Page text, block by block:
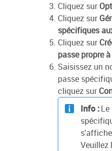
Cliquez sur
Cliquez sur
spécifiques
Cliquez sur
passe propre
Saisissez un
passe
cliquez sur
Info :
s'affiche
Veuillez